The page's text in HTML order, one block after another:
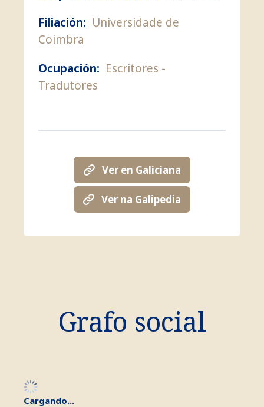
Filiación: Universidade de
Coimbra
Ocupación: Escritores
Tradutores
Ver en Galiciana
Ver na Galipedia
Grafo social
Cargando...